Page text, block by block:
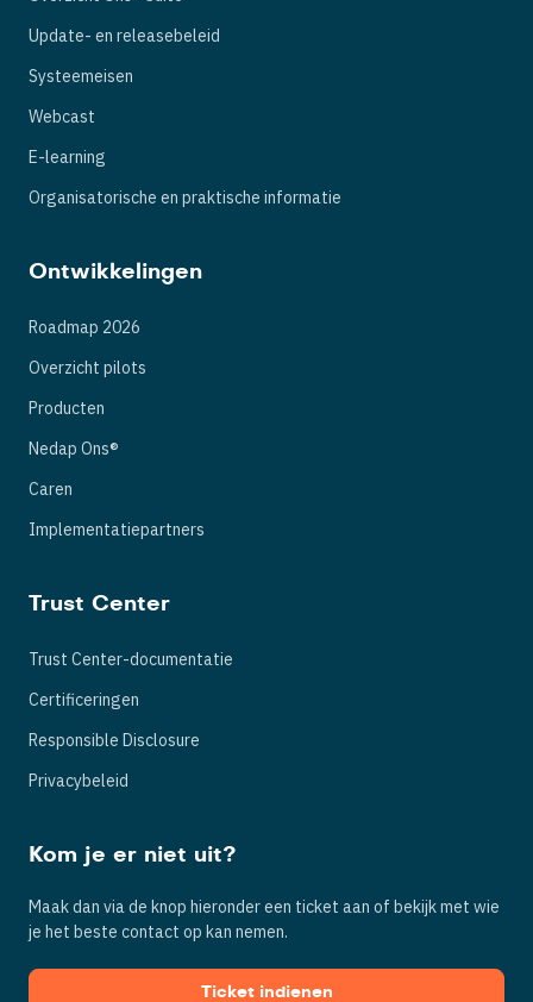
Update- en releasebeleid
Systeemeisen
Webcast
E-learning
Organisatorische en praktische informatie
Ontwikkelingen
Roadmap 2026
Overzicht pilots
Producten
Nedap Ons®
Caren
Implementatiepartners
Trust Center
Trust Center-documentatie
Certificeringen
Responsible Disclosure
Privacybeleid
Kom je er niet uit?
Maak dan via de knop hieronder een ticket aan of bekijk met wie
je het beste contact op kan nemen.
Ticket indienen